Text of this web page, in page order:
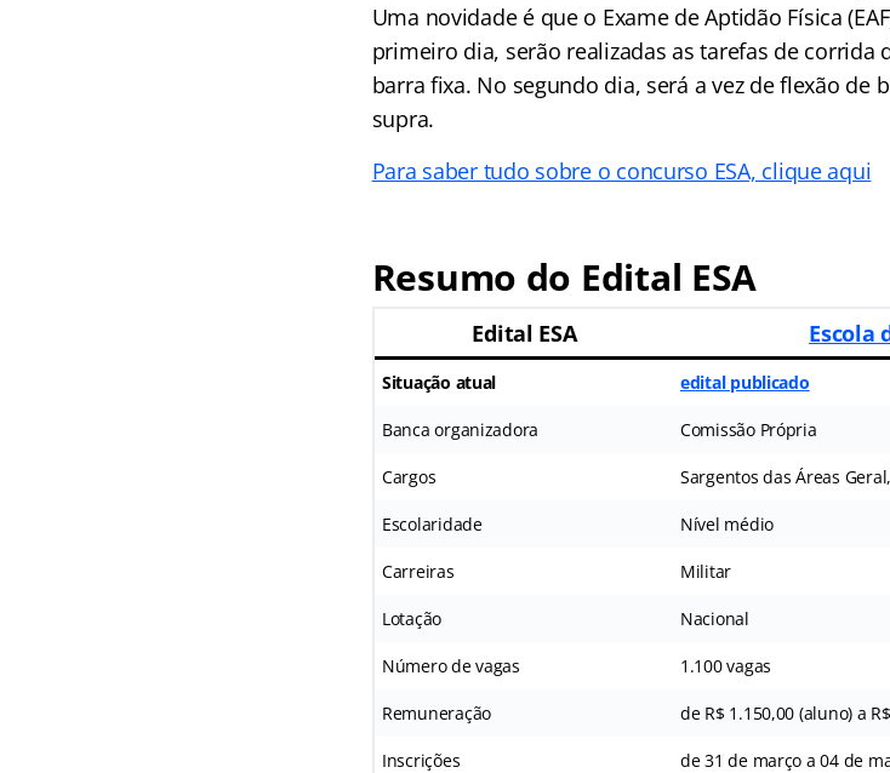
Uma novidade é que o Exame de Aptidão Física
primeiro dia, serão realizadas as tarefas de corrida
barra fixa. No segundo dia, será a vez de flexão de
supra.
Para saber tudo sobre o concurso ESA, clique aqui
Resumo do Edital ESA
Edital ESA Escola
Situação atual edital publicado
Banca organizadora Comissão Própria
Cargos Sargentos das Áreas
Escolaridade Nível médio
Carreiras Militar
Lotação Nacional
Número de vagas 1.100 vagas
Remuneração de R$ 1.150,00 (aluno) a
Inscrições de 31 de março a 04 de